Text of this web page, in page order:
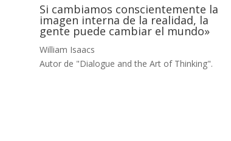
Si cambiamos conscientemente la
imagen interna de la realidad, la
gente puede cambiar el mundo»
William Isaacs
Autor de "Dialogue and the Art of Thinking".